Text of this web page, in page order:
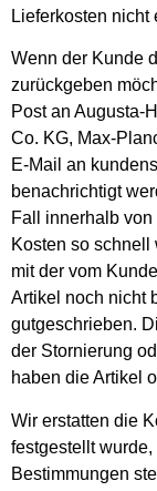
Lieferkosten nicht
Wenn der Kunde
zurückgeben
Post an Augusta-
Co. KG,
E-Mail an
benachrichtigt
Fall innerhalb
Kosten so
mit der vom
Artikel noch nicht
gutgeschrieben.
der Stornierung
haben die Artikel
Wir erstatten die
festgestellt
Bestimmungen